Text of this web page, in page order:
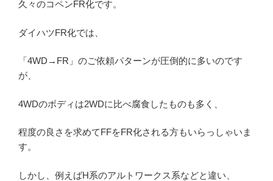
久々のコペンFR化です。
ダイハツFR化では、
「4WD→FR」のご依頼パターンが圧倒的に多いのです
が、
4WDのボディは2WDに比べ腐食したものも多く、
程度の良さを求めてFFをFR化される方もいらっしゃいま
す。
しかし、例えばH系のアルトワークス系などと違い、